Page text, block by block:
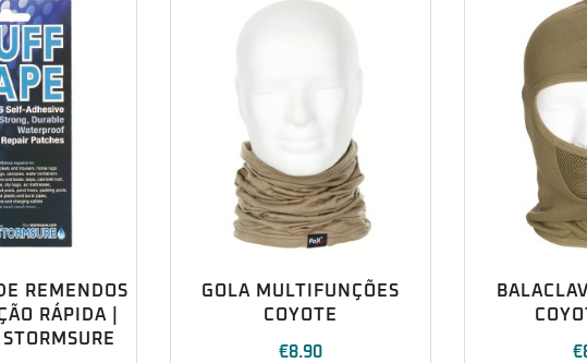
REMENDOS
RÁPIDA |
GOLA MULTIFUNÇÕES
COYOTE
€8.90 €